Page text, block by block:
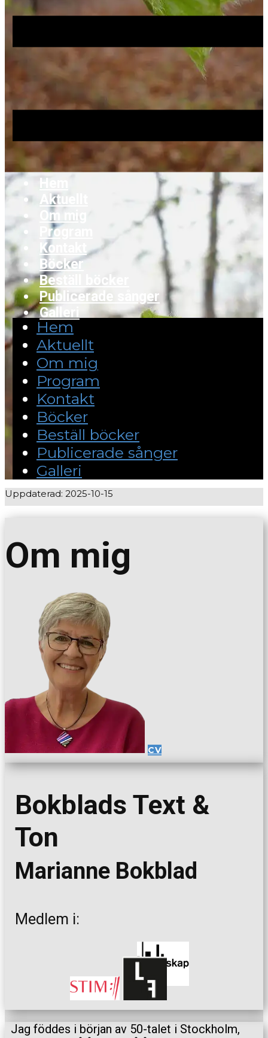
Hem
Aktuellt
Om mig
Program
Kontakt
Böcker
Beställ böcker
Publicerade sånger
Galleri
Hem
Aktuellt
Om mig
Program
Kontakt
Böcker
Beställ böcker
Publicerade sånger
Galleri
Uppdaterad: 2025-10-15
Om mig
CV
Bokblads Text &
Ton
Marianne Bokblad
Medlem i:
Jag föddes i början av 50-talet i Stockholm,